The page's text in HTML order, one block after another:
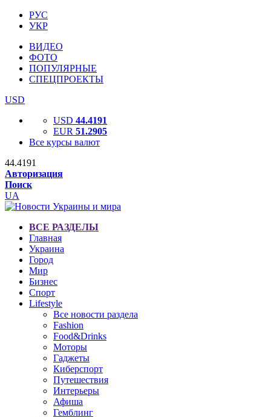
РУС
УКР
ВИДЕО
ФОТО
ПОПУЛЯРНЫЕ
СПЕЦПРОЕКТЫ
USD
USD 44.4191
EUR 51.2905
Все курсы валют
44.4191
Авторизация
Поиск
UA
ВСЕ РАЗДЕЛЫ
Главная
Украина
Город
Мир
Бизнес
Спорт
Lifestyle
Все новости раздела
Fashion
Food&Drinks
Моторы
Гаджеты
Киберспорт
Путешествия
Интерьеры
Афиша
Гемблинг